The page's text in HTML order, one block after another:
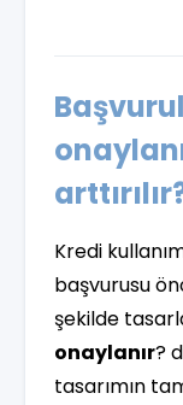
Kredi
başvurusu
şekilde
onaylanır?
tasarımın